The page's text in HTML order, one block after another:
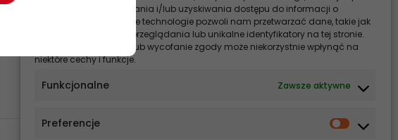
cookie, do przechowywania i/lub uzyskiwania dostępu do informacji o
urządzeniu. Zgoda na te technologie pozwoli nam przetwarzać dane, takie jak
zachowanie podczas przeglądania lub unikalne identyfikatory na tej stronie.
Brak wyrażenia zgody lub wycofanie zgody może niekorzystnie wpłynąć na
niektóre cechy i funkcje.
Funkcjonalne Zawsze aktywne
Preferencje